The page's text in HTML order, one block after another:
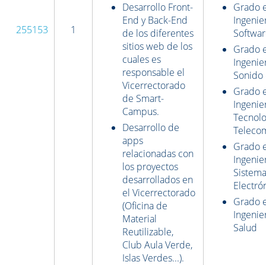
255153 1
Desarrollo Front-
End y Back-End
de los diferentes
sitios web de los
cuales es
responsable el
Vicerrectorado
de Smart-
Campus.
Desarrollo de
apps
relacionadas con
los proyectos
desarrollados en
el Vicerrectorado
(Oficina de
Material
Reutilizable,
Club Aula Verde,
Islas Verdes...).
Grado
Grado
Sonido
Grado
Grado
Grado
Salud